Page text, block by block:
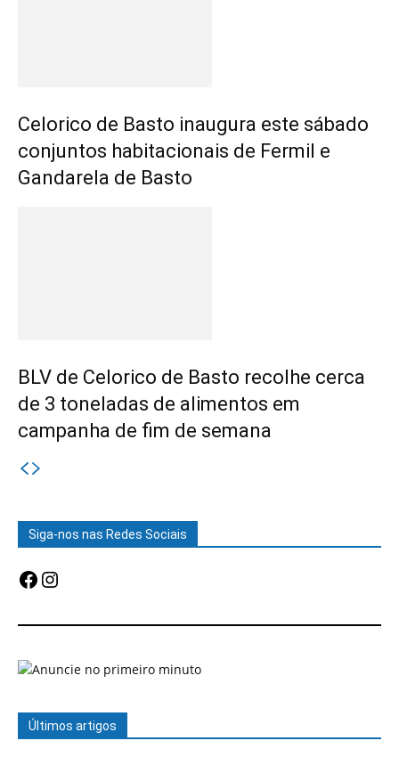
Celorico de Basto inaugura este sábado
conjuntos habitacionais de Fermil e
Gandarela de Basto
BLV de Celorico de Basto recolhe cerca
de 3 toneladas de alimentos em
campanha de fim de semana
Siga-nos nas Redes Sociais
Facebook
Instagram
Últimos artigos